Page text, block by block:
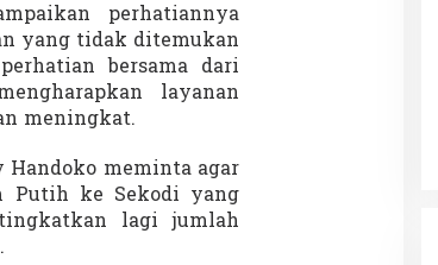
perhatiannya
yang tidak ditemukan
bersama dari
layanan
meningkat.
meminta agar
Putih ke Sekodi yang
lagi jumlah